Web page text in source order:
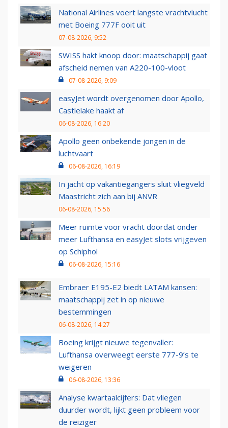
National Airlines voert langste vrachtvlucht
met Boeing 777F ooit uit
07-08-2026, 9:52
SWISS hakt knoop door: maatschappij gaat
afscheid nemen van A220-100-vloot
07-08-2026, 9:09
easyJet wordt overgenomen door Apollo,
Castlelake haakt af
06-08-2026, 16:20
Apollo geen onbekende jongen in de
luchtvaart
06-08-2026, 16:19
In jacht op vakantiegangers sluit vliegveld
Maastricht zich aan bij ANVR
06-08-2026, 15:56
Meer ruimte voor vracht doordat onder
meer Lufthansa en easyJet slots vrijgeven
op Schiphol
06-08-2026, 15:16
Embraer E195-E2 biedt LATAM kansen:
maatschappij zet in op nieuwe
bestemmingen
06-08-2026, 14:27
Boeing krijgt nieuwe tegenvaller:
Lufthansa overweegt eerste 777-9’s te
weigeren
06-08-2026, 13:36
Analyse kwartaalcijfers: Dat vliegen
duurder wordt, lijkt geen probleem voor
de reiziger